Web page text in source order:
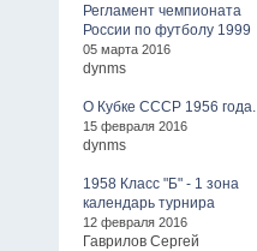
Регламент чемпионата
России по футболу 1999
05 марта 2016
dynms
О Кубке СССР 1956 года.
15 февраля 2016
dynms
1958 Класс "Б" - 1 зона
календарь турнира
12 февраля 2016
Гаврилов Сергей